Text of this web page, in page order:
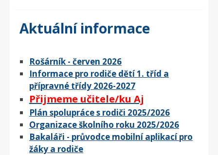
Aktuální informace
Rošárník - červen 2026
Informace pro rodiče dětí 1. tříd a
přípravné třídy 2026-2027
Přijmeme učitele/ku Aj
Plán spolupráce s rodiči 2025/2026
Organizace školního roku 2025/2026
Bakaláři - průvodce mobilní aplikací pro
žáky a rodiče